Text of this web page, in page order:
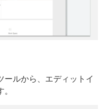
ルから、エディットイ